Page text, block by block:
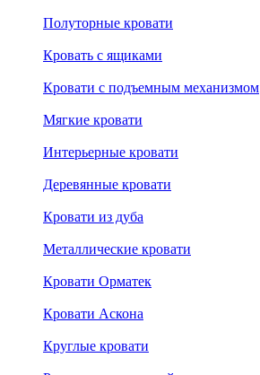
Полуторные кровати
Кровать с ящиками
Кровати с подъемным механизмом
Мягкие кровати
Интерьерные кровати
Деревянные кровати
Кровати из дуба
Металлические кровати
Кровати Орматек
Кровати Аскона
Круглые кровати